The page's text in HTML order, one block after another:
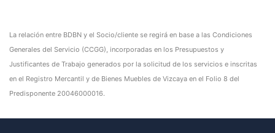
La relación entre BDBN y el Socio/cliente se regirá en base a las Condiciones
Generales del Servicio (CCGG), incorporadas en los Presupuestos y
Justificantes de Trabajo generados por la solicitud de los servicios e inscritas
en el Registro Mercantil y de Bienes Muebles de Vizcaya en el Folio 8 del
Predisponente 20046000016.